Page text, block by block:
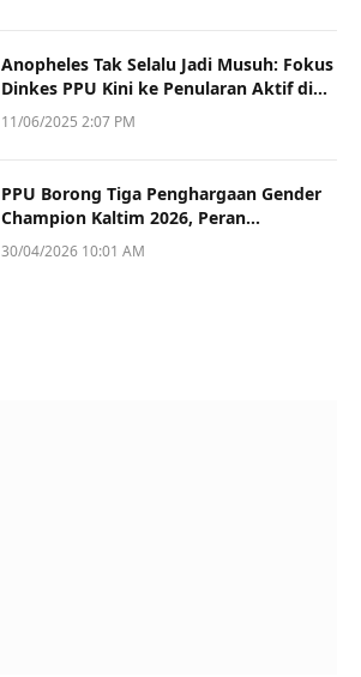
Anopheles Tak Selalu Jadi Musuh: Fokus
Dinkes PPU Kini ke Penularan Aktif di
Sotek
11/06/2025 2:07 PM
PPU Borong Tiga Penghargaan Gender
Champion Kaltim 2026, Peran
Perempuan Jadi Sorotan
30/04/2026 10:01 AM